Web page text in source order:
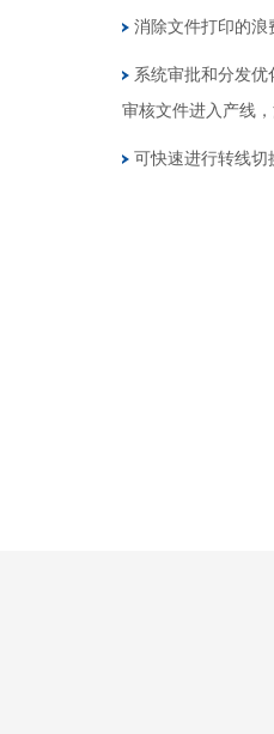
消除文件打印的浪
系统审批和分发
审核文件进入产线
可快速进行转线切